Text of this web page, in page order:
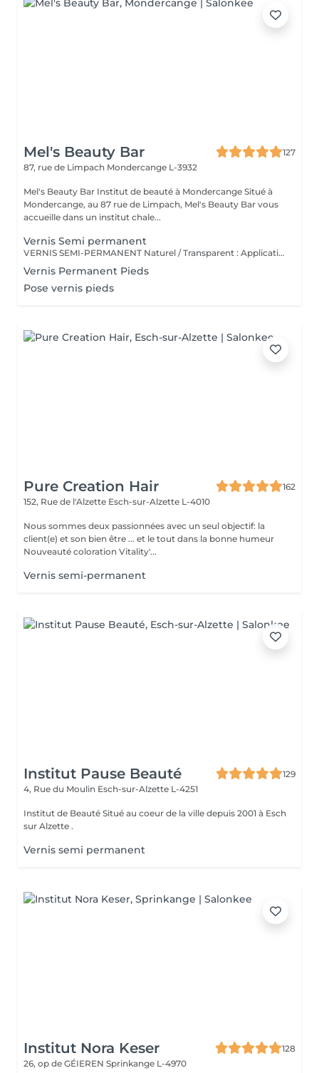
Mel's Beauty Bar
127
87, rue de Limpach Mondercange L-3932
Mel's Beauty Bar Institut de beauté à Mondercange Situé à
Mondercange, au 87 rue de Limpach, Mel's Beauty Bar vous
accueille dans un institut chale...
Vernis Semi permanent
VERNIS SEMI-PERMANENT Naturel / Transparent : Application d'un vernis semi-permanent neutre pour un effet soigné et discret. Couleur : Vernis semi-permanent coloré avec tenue longue durée (2-3 semaines). French : Bord libre blanc et base nude pour un look classique et élégant. Baby-Boomer : Dégradé subtil entre le blanc et le rose, effet fondu très tendance. Semi + Déco : Ajout de décoration (strass, paillettes, dessins) sur vernis semi-permanent. Gainage : Renforcement de l'ongle naturel avec rubber base + vernis semi-permanent pour plus de tenue.
Vernis Permanent Pieds
Pose vernis pieds
Pure Creation Hair
162
152, Rue de l'Alzette Esch-sur-Alzette L-4010
Nous sommes deux passionnées avec un seul objectif: la
client(e) et son bien être ... et le tout dans la bonne humeur
Nouveauté coloration Vitality'...
Vernis semi-permanent
Institut Pause Beauté
129
4, Rue du Moulin Esch-sur-Alzette L-4251
Institut de Beauté Situé au coeur de la ville depuis 2001 à Esch
sur Alzette .
Vernis semi permanent
Institut Nora Keser
128
26, op de GÉIEREN Sprinkange L-4970